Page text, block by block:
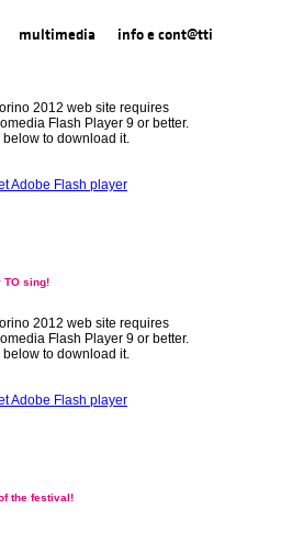
multimedia info e cont@tti
2012 web site requires
Flash Player 9 or better.
below to download it.
TO sing!
2012 web site requires
Flash Player 9 or better.
below to download it.
the festival!